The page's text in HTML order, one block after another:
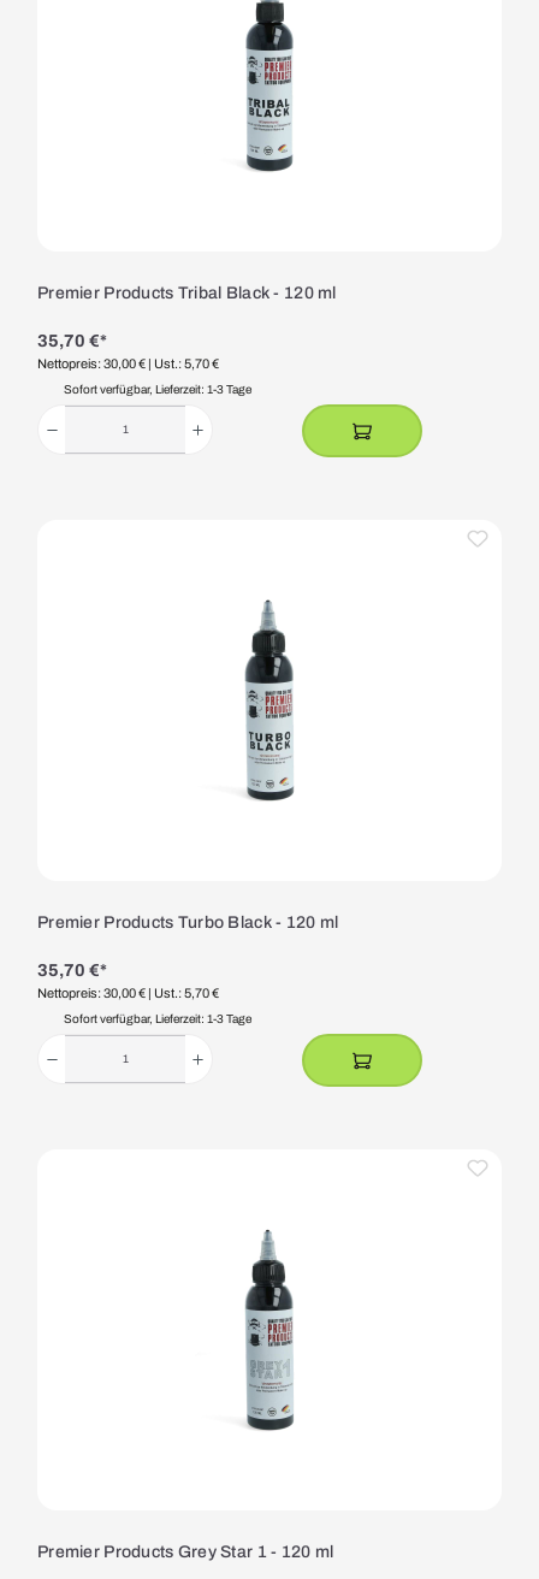
Premier Products Tribal Black - 120 ml
35,70 €*
Nettopreis: 30,00 € | Ust.: 5,70 €
Sofort verfügbar, Lieferzeit: 1-3 Tage
Premier Products Turbo Black - 120 ml
35,70 €*
Nettopreis: 30,00 € | Ust.: 5,70 €
Sofort verfügbar, Lieferzeit: 1-3 Tage
Premier Products Grey Star 1 - 120 ml